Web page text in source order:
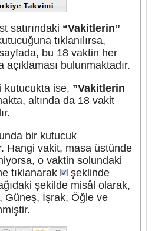
satırındaki “Vakitlerin”
tıklanılırsa,
bu 18 vaktin her
açıklaması bulunmaktadır.
kutucukta ise, ”Vakitlerin
altında da 18 vakit
bir kutucuk
Hangi vakit, masa üstünde
o vaktin solundaki
tıklanarak
şeklinde
şekilde misâl olarak,
Güneş, İşrak, Öğle ve